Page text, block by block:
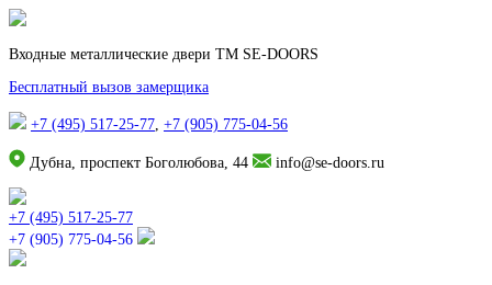
Входные металлические двери TM SE-DOORS
Бесплатный вызов замерщика
+7 (495) 517-25-77, +7 (905) 775-04-56
Дубна, проспект Боголюбова, 44 info@se-doors.ru
+7 (495) 517-25-77
+7 (905) 775-04-56